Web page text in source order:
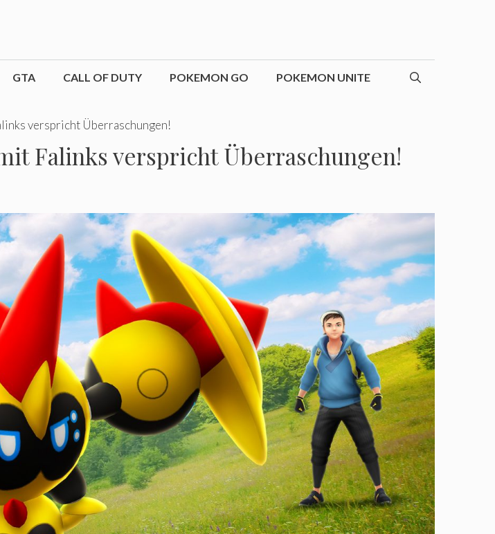
GTA CALL OF DUTY POKEMON GO POKEMON UNITE
verspricht Überraschungen!
Falinks verspricht Überraschungen!